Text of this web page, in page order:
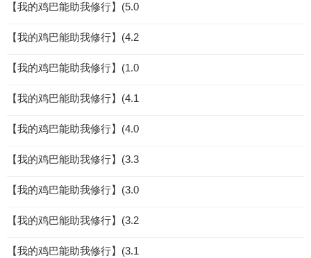
【我的鸡巴能助我修行】(5.0
【我的鸡巴能助我修行】(4.2
【我的鸡巴能助我修行】(1.0
【我的鸡巴能助我修行】(4.1
【我的鸡巴能助我修行】(4.0
【我的鸡巴能助我修行】(3.3
【我的鸡巴能助我修行】(3.0
【我的鸡巴能助我修行】(3.2
【我的鸡巴能助我修行】(3.1